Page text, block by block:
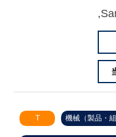
T 機械（製品・組